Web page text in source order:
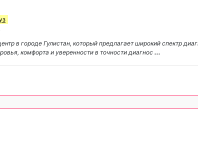
в городе Гулистан, который предлагает широкий спектр
комфорта и уверенности в точности диагнос ...